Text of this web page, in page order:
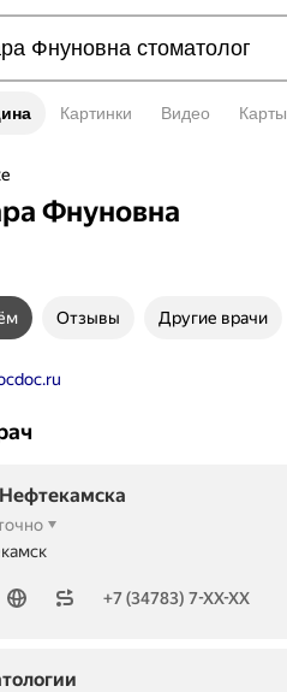
Картинки Видео Карты
Фнуновна
Отзывы Другие врачи
Нефтекамска
+7 (34783) 7-XX-XX